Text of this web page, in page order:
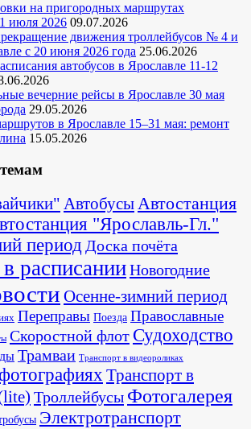
на пригородных маршрутах
июля 2026 09.07.2026
движения троллейбусов № 4 и
с 20 июня 2026 года 25.06.2026
автобусов в Ярославле 11-12
вечерние рейсы в Ярославле 30 мая
29.05.2026
в Ярославле 15–31 мая: ремонт
15.05.2026
АвтобусыАвтостанция
"Ярославль-Гл."
периодДоска почёта
расписанииНовогодние
Осенне-зимний период
Переправы Поезда Православные
Скоростной флот Судоходство
Трамваи Транспорт в видеороликах
Транспорт в
Троллейбусы Фотогалерея
Электротранспорт